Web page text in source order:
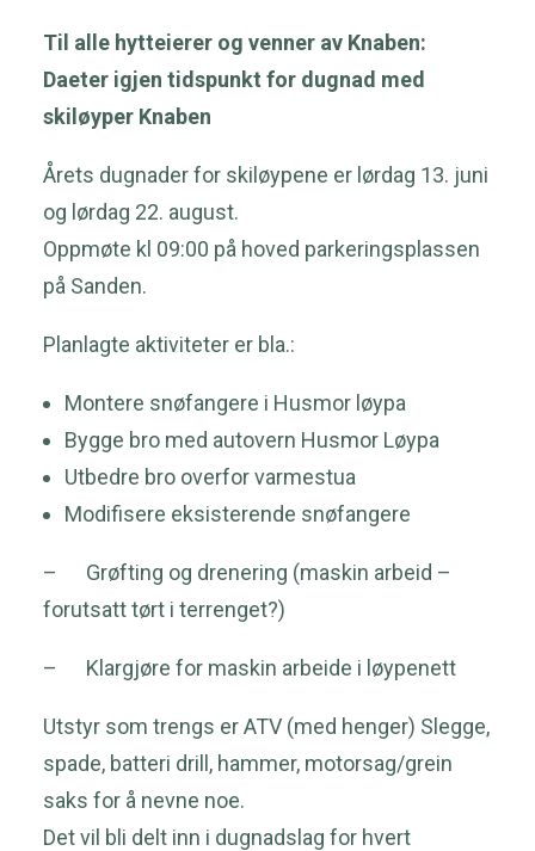
Til alle hytteierer og venner av Knaben:
Daeter igjen tidspunkt for dugnad med
skiløyper Knaben
Årets dugnader for skiløypene er lørdag 13. juni
og lørdag 22. august.
Oppmøte kl 09:00 på hoved parkeringsplassen
på Sanden.
Planlagte aktiviteter er bla.:
Montere snøfangere i Husmor løypa
Bygge bro med autovern Husmor Løypa
Utbedre bro overfor varmestua
Modifisere eksisterende snøfangere
– Grøfting og drenering (maskin arbeid –
forutsatt tørt i terrenget?)
– Klargjøre for maskin arbeide i løypenett
Utstyr som trengs er ATV (med henger) Slegge,
spade, batteri drill, hammer, motorsag/grein
saks for å nevne noe.
Det vil bli delt inn i dugnadslag for hvert